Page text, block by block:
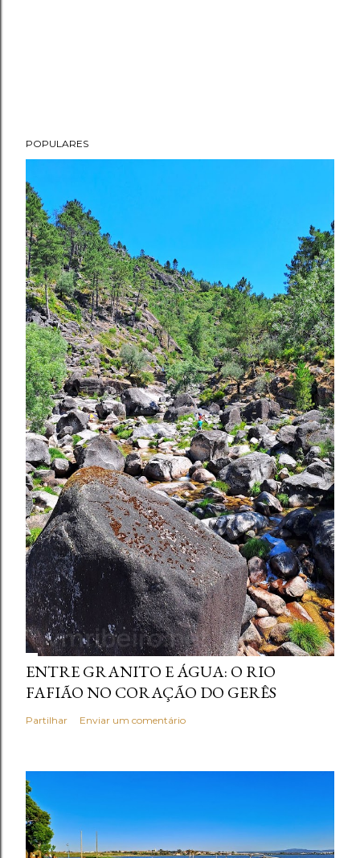
POPULARES
ENTRE GRANITO E ÁGUA: O RIO
FAFIÃO NO CORAÇÃO DO GERÊS
Partilhar Enviar um comentário